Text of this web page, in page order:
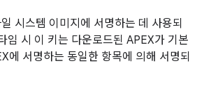
시스템 이미지에 서명하는 데 사용되
임 시 이 키는 다운로드된 APEX가 기본
에 서명하는 동일한 항목에 의해 서명되